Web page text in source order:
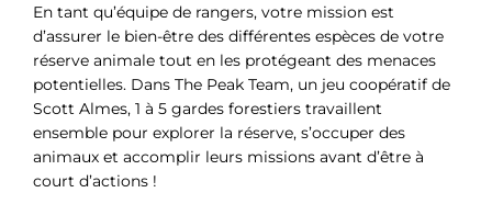
En tant qu’équipe de rangers, votre mission est
d’assurer le bien-être des différentes espèces de votre
réserve animale tout en les protégeant des menaces
potentielles. Dans The Peak Team, un jeu coopératif de
Scott Almes, 1 à 5 gardes forestiers travaillent
ensemble pour explorer la réserve, s’occuper des
animaux et accomplir leurs missions avant d’être à
court d’actions !